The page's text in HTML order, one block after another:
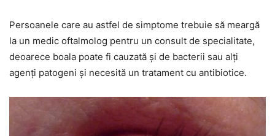
Persoanele care au astfel de simptome trebuie să meargă
la un medic oftalmolog pentru un consult de specialitate,
deoarece boala poate fi cauzată și de bacterii sau alți
agenți patogeni și necesită un tratament cu antibiotice.